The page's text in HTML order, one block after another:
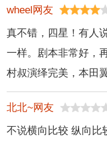
wheel网友
真不错，四星！有人
一样。剧本非常好，
村叔演绎完美，本田
北北~网友
不说横向比较 纵向比